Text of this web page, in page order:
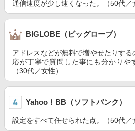
通信速度が少し速くなった。（50代／
BIGLOBE（ビッグローブ）
アドレスなどが無料で増やせたりす
応が丁寧で質問した事にも分かりや
（30代／女性）
Yahoo！BB（ソフトバンク）
設定をすべて任せられた点。（50代／